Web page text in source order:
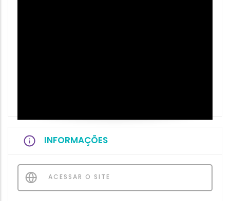
INFORMAÇÕES
ACESSAR O SITE